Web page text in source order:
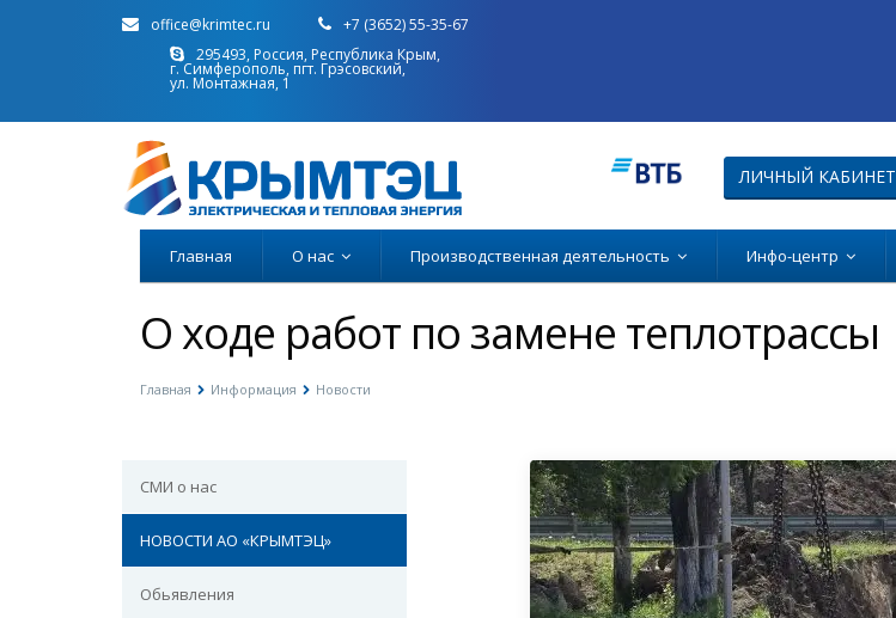
office@krimtec.ru
+7 (3652) 55-35-67
295493, Россия, Республика Крым,
г. Симферополь, пгт. Грэсовский,
ул. Монтажная, 1
ЛИЧНЫЙ КАБИНЕТ
Главная О нас Производственная деятельность Инфо-центр
О ходе работ по замене теплотрассы
Главная Информация Новости
СМИ о нас
НОВОСТИ АО «КРЫМТЭЦ»
Обьявления